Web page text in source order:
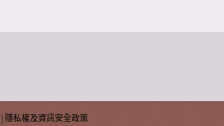
隱私權及資訊安全政策